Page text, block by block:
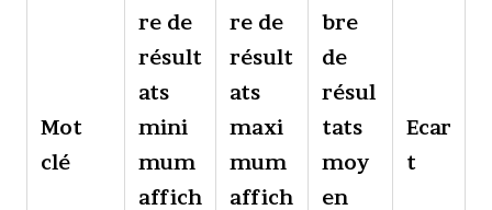
Mot
clé
re de
résult
ats
mini
mum
affich
re de
résult
ats
maxi
mum
affich
bre
de
résul
tats
moy
en
Ecar
t